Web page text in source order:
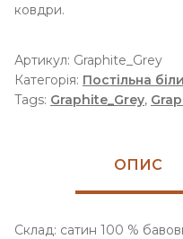
ковдри.
Артикул: Graphite_Grey
Категорія: Постільна
Tags: Graphite_Grey,
ОПИС
Склад: сатин 100 %